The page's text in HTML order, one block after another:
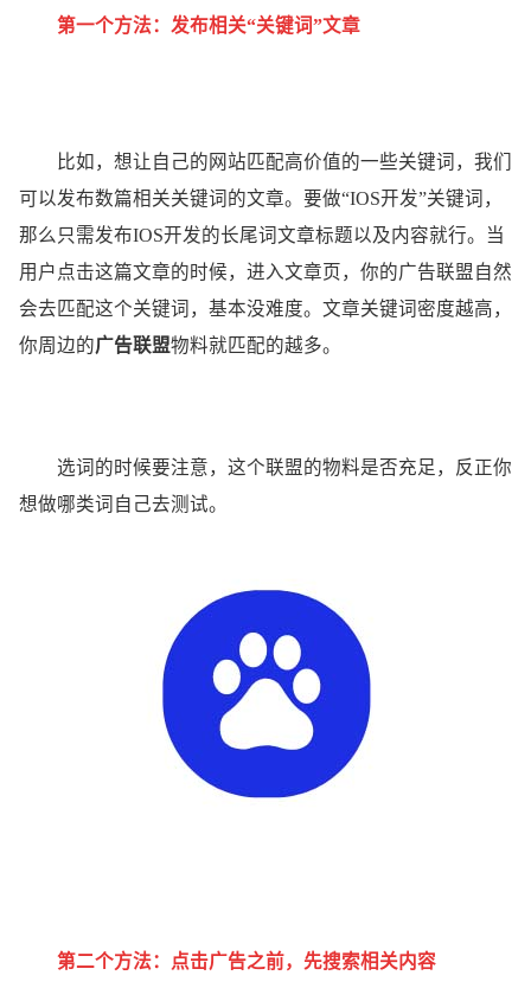
第一个方法：发布相关“关键词”文章
比如，想让自己的网站匹配高价值的一些关键词，我们
可以发布数篇相关关键词的文章。要做“IOS开发”关键词，
那么只需发布IOS开发的长尾词文章标题以及内容就行。当
用户点击这篇文章的时候，进入文章页，你的广告联盟自然
会去匹配这个关键词，基本没难度。文章关键词密度越高，
你周边的广告联盟物料就匹配的越多。
选词的时候要注意，这个联盟的物料是否充足，反正你
想做哪类词自己去测试。
第二个方法：点击广告之前，先搜索相关内容